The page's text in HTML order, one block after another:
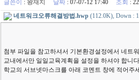
글쓴이 : 왕재치 날짜 : 07-07-12 17:40 조회 :
네트워크오류해결방법.hwp (112.0K), Down :
첨부 파일을 참고하셔서 기본환경설정에서 네트
교내에서만 일일교육계획을 설정을 하셔야 합니
학교의 서브넷마스크를 아래 코멘트 창에 적어주